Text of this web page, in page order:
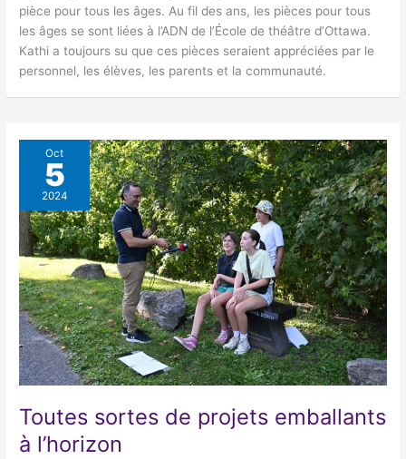
pièce pour tous les âges. Au fil des ans, les pièces pour tous
les âges se sont liées à l’ADN de l’École de théâtre d’Ottawa.
Kathi a toujours su que ces pièces seraient appréciées par le
personnel, les élèves, les parents et la communauté.
Oct
5
2024
Toutes sortes de projets emballants
à l’horizon